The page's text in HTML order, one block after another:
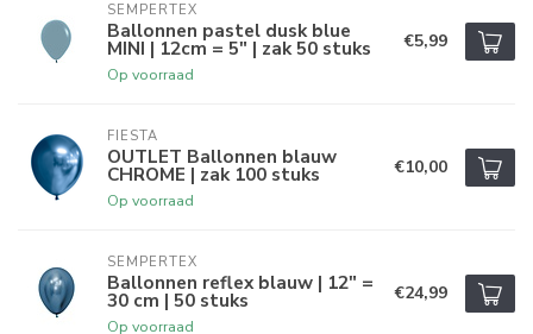
SEMPERTEX
Ballonnen pastel dusk blue
MINI | 12cm = 5" | zak 50 stuks
Op voorraad
€5,99
FIESTA
OUTLET Ballonnen blauw
CHROME | zak 100 stuks
Op voorraad
€10,00
SEMPERTEX
Ballonnen reflex blauw | 12" =
30 cm | 50 stuks
Op voorraad
€24,99